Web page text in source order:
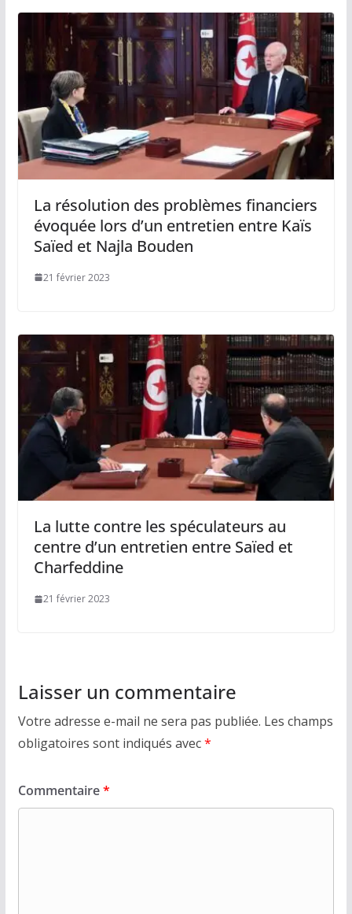
La résolution des problèmes financiers
évoquée lors d’un entretien entre Kaïs
Saïed et Najla Bouden
21 février 2023
La lutte contre les spéculateurs au
centre d’un entretien entre Saïed et
Charfeddine
21 février 2023
Laisser un commentaire
Votre adresse e-mail ne sera pas publiée. Les champs
obligatoires sont indiqués avec*
Commentaire*